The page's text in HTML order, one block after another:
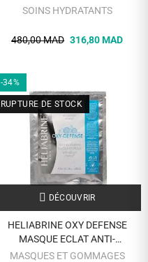
PEAU SENSIBLE ET REACTIVE
SOINS HYDRATANTS
480,00 MAD 316,80 MAD
-34%
RUPTURE DE STOCK
DÉCOUVRIR
HELIABRINE OXY DEFENSE
MASQUE ECLAT ANTI-
POLLUTIONCHARBON VEGETAL
MASQUES ET GOMMAGES